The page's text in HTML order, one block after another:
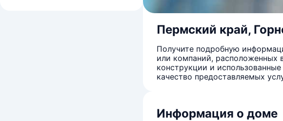
Пермский край,
Получите подробную
или компаний, расположенных
конструкции и
качество предоставляемых
Информация о доме